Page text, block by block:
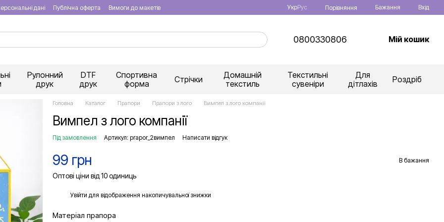
дані Публічна оферта Вимоги до макетів УкрРус Порівняння Бажання Вхід
0800330806 Мій кошик
Рулонний
друк
DTF
друк
Спортивна
форма
Стрічки
Домашній
текстиль
Текстильні
сувеніри
Для
дітлахів
Роздріб
Головна Каталог Прапори Прапори з лого Вимпел з лого компанії
Вимпел з лого компанії
Під замовлення Артикул: prapor_2вимпел Написати відгук
99 грн В бажання
Оптові ціни від 10 одиниць
Увійти для відображення накопичувальної знижки
Матеріал прапора